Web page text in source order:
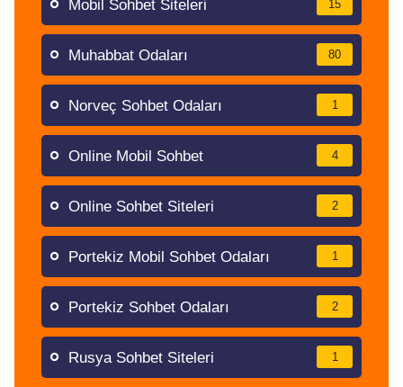
Mobil Sohbet Siteleri 15
Muhabbat Odaları 80
Norveç Sohbet Odaları 1
Online Mobil Sohbet 4
Online Sohbet Siteleri 2
Portekiz Mobil Sohbet Odaları 1
Portekiz Sohbet Odaları 2
Rusya Sohbet Siteleri 1